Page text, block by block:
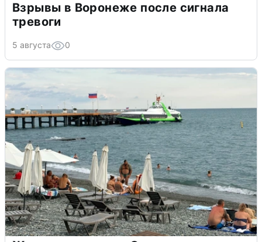
Взрывы в Воронеже после сигнала
тревоги
5 августа 0